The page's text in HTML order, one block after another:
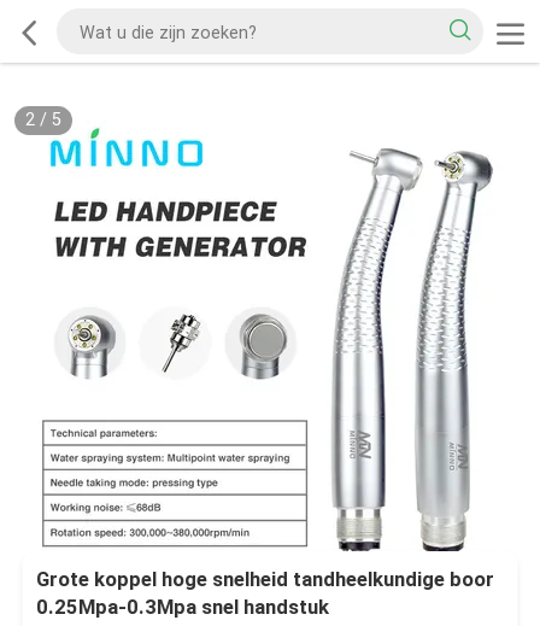
2/ 5
Grote koppel hoge snelheid tandheelkundige boor
0.25Mpa-0.3Mpa snel handstuk